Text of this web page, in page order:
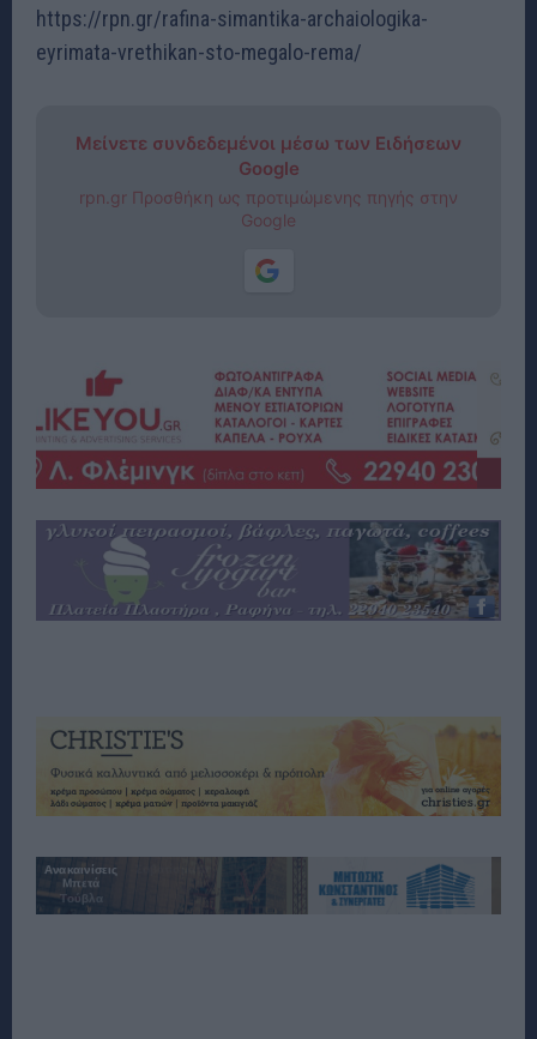
https://rpn.gr/rafina-simantika-archaiologika-
eyrimata-vrethikan-sto-megalo-rema/
Μείνετε συνδεδεμένοι μέσω των Ειδήσεων
Google
rpn.gr Προσθήκη ως προτιμώμενης πηγής στην
Google